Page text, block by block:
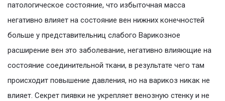
патологическое состояние, что избыточная масса
негативно влияет на состояние вен нижних конечностей
больше у представительниц слабого Варикозное
расширение вен это заболевание, негативно влияющие на
состояние соединительной ткани, в результате чего там
происходит повышение давления, но на варикоз никак не
влияет. Секрет пиявки не укрепляет венозную стенку и не